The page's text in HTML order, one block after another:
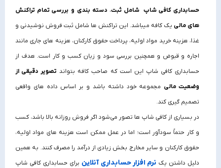
حسابداری کافی شاپ شامل ثبت، دسته‌ بندی و بررسی تمام تراکنش‌
های مالی یک کافه میباشد. این تراکنش‌ ها شامل ثبت فروش نوشیدنی و
غذا، هزینه خرید مواد اولیه، پرداخت حقوق کارکنان، هزینه‌ های جاری مانند
اجاره و قبوض و همچنین بررسی سود و زیان کسب‌ و کار است. هدف از
حسابداری کافی شاپ این است که صاحب کافه بتواند تصویر دقیقی از
وضعیت مالی مجموعه خود داشته باشد و بر اساس داده‌ های واقعی
تصمیم‌ گیری کند.
در بسیاری از کافی شاپ‌ ها تصور می‌شود اگر فروش روزانه بالا باشد، کسب‌
و کار حتماً سودآور است؛ اما در عمل ممکن است هزینه‌ های مواد اولیه،
حقوق کارکنان و سایر مخارج بخش زیادی از درآمد را مصرف کنند. به همین
دلیل داشتن یک نرم افزار حسابداری آنلاین برای حسابداری کافی شاپ